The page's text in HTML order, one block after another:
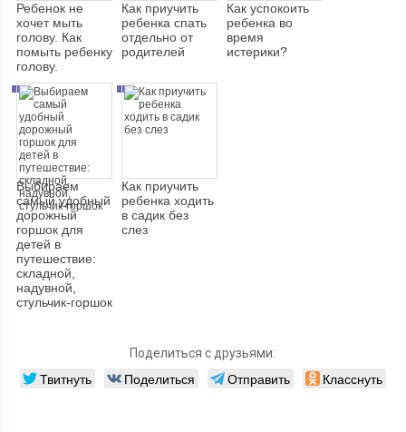
Ребенок не
хочет мыть
голову. Как
помыть ребенку
голову.
Как приучить
ребенка спать
отдельно от
родителей
Как успокоить
ребенка во
время
истерики?
Выбираем
самый удобный
дорожный
горшок для
детей в
путешествие:
складной,
надувной,
стульчик-горшок
Как приучить
ребенка ходить
в садик без
слез
Поделиться с друзьями:
Твитнуть Поделиться Отправить Класснуть